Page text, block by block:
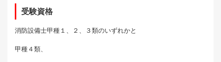
受験資格
消防設備士甲種１、２、３類のいずれかと
甲種４類、